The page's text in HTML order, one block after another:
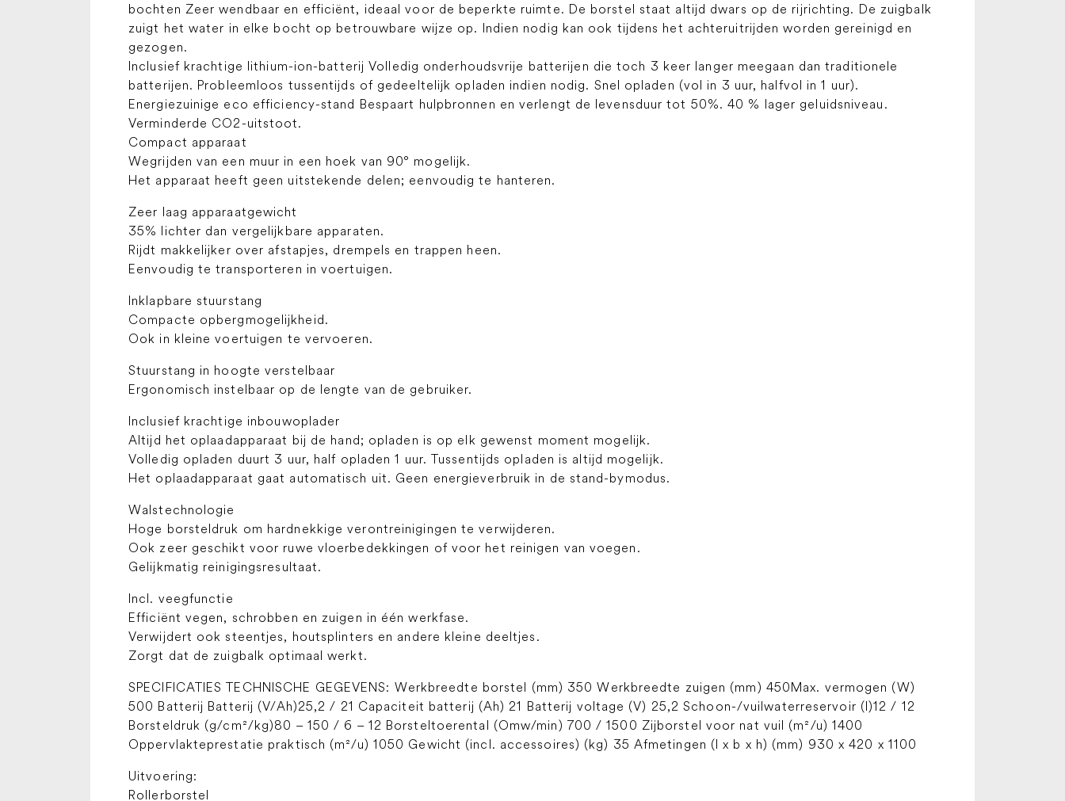
bochten Zeer wendbaar en efficiënt, ideaal voor de beperkte ruimte. De borstel staat altijd dwars op de rijrichting. De zuigbalk
zuigt het water in elke bocht op betrouwbare wijze op. Indien nodig kan ook tijdens het achteruitrijden worden gereinigd en
gezogen.
Inclusief krachtige lithium-ion-batterij Volledig onderhoudsvrije batterijen die toch 3 keer langer meegaan dan traditionele
batterijen. Probleemloos tussentijds of gedeeltelijk opladen indien nodig. Snel opladen (vol in 3 uur, halfvol in 1 uur).
Energiezuinige eco efficiency-stand Bespaart hulpbronnen en verlengt de levensduur tot 50%. 40 % lager geluidsniveau.
Verminderde CO2-uitstoot.
Compact apparaat
Wegrijden van een muur in een hoek van 90° mogelijk.
Het apparaat heeft geen uitstekende delen; eenvoudig te hanteren.
Zeer laag apparaatgewicht
35% lichter dan vergelijkbare apparaten.
Rijdt makkelijker over afstapjes, drempels en trappen heen.
Eenvoudig te transporteren in voertuigen.
Inklapbare stuurstang
Compacte opbergmogelijkheid.
Ook in kleine voertuigen te vervoeren.
Stuurstang in hoogte verstelbaar
Ergonomisch instelbaar op de lengte van de gebruiker.
Inclusief krachtige inbouwoplader
Altijd het oplaadapparaat bij de hand; opladen is op elk gewenst moment mogelijk.
Volledig opladen duurt 3 uur, half opladen 1 uur. Tussentijds opladen is altijd mogelijk.
Het oplaadapparaat gaat automatisch uit. Geen energieverbruik in de stand-bymodus.
Walstechnologie
Hoge borsteldruk om hardnekkige verontreinigingen te verwijderen.
Ook zeer geschikt voor ruwe vloerbedekkingen of voor het reinigen van voegen.
Gelijkmatig reinigingsresultaat.
Incl. veegfunctie
Efficiënt vegen, schrobben en zuigen in één werkfase.
Verwijdert ook steentjes, houtsplinters en andere kleine deeltjes.
Zorgt dat de zuigbalk optimaal werkt.
SPECIFICATIES TECHNISCHE GEGEVENS: Werkbreedte borstel (mm) 350 Werkbreedte zuigen (mm) 450Max. vermogen (W)
500 Batterij Batterij (V/Ah)25,2 / 21 Capaciteit batterij (Ah) 21 Batterij voltage (V) 25,2 Schoon-/vuilwaterreservoir (l)12 / 12
Borsteldruk (g/cm²/kg)80 – 150 / 6 – 12 Borsteltoerental (Omw/min) 700 / 1500 Zijborstel voor nat vuil (m²/u) 1400
Oppervlakteprestatie praktisch (m²/u) 1050 Gewicht (incl. accessoires) (kg) 35 Afmetingen (l x b x h) (mm) 930 x 420 x 1100
Uitvoering:
Rollerborstel